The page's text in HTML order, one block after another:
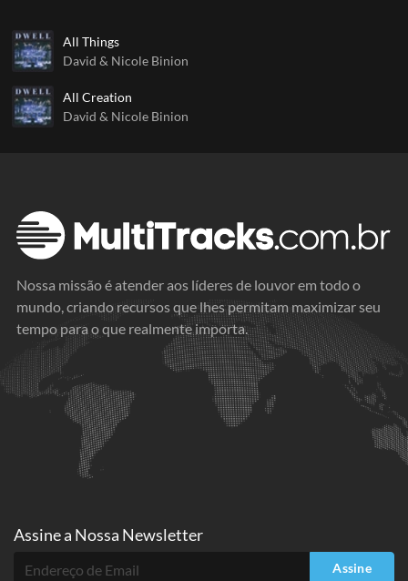
All Things
David & Nicole Binion
All Creation
David & Nicole Binion
Nossa missão é atender aos líderes de louvor em todo o
mundo, criando recursos que lhes permitam maximizar seu
tempo para o que realmente importa.
Assine a Nossa Newsletter
Assine